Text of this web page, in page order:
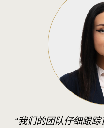
“我们的团队仔细跟踪